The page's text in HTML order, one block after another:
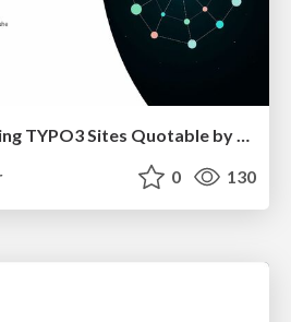
Invisible to AI? Making TYPO3 Sites Quotable by AI Search Systems
0 130